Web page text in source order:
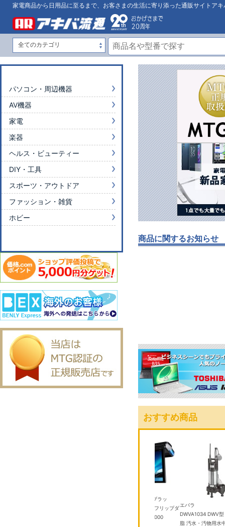
家電商品から日用品に至るまで、お客さまの生活に寄り添った通販サイトアキ
商品に関するお知らせ
おすすめ商品
TVM-FW1300II-B ブラッ
ク 13.3V 型フルHD フリップダ
￥100,000
エバラ
DWVA1034 DWV
脂 汚水・汚物用水
パソコン・周辺機器
AV機器
家電
楽器
ヘルス・ビューティー
DIY・工具
スポーツ・アウトドア
ファッション・雑貨
ホビー